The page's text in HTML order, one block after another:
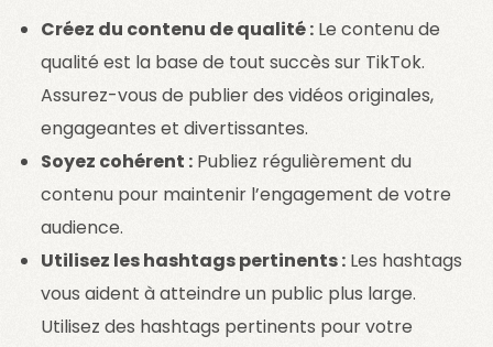
Créez du contenu de qualité : Le contenu de
qualité est la base de tout succès sur TikTok.
Assurez-vous de publier des vidéos originales,
engageantes et divertissantes.
Soyez cohérent : Publiez régulièrement du
contenu pour maintenir l’engagement de votre
audience.
Utilisez les hashtags pertinents : Les hashtags
vous aident à atteindre un public plus large.
Utilisez des hashtags pertinents pour votre